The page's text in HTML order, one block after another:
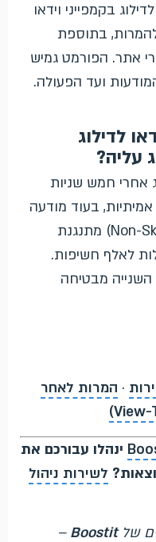
בקמפייני וידאו
בתוספת
אתר. הפורמט גמיש
ועד הפעולה.
לדילוג
עליה?
אחרי חמש שניות
בעוד מודעה
שאי אפשר לדלג עליה (Non-Skippable) מתנגנת
לאלף חשיפות.
השנייה מבטיחה
· המרות לאחר
ינהלו עבורכם את
לשירות ניהול
שלBoostit
–